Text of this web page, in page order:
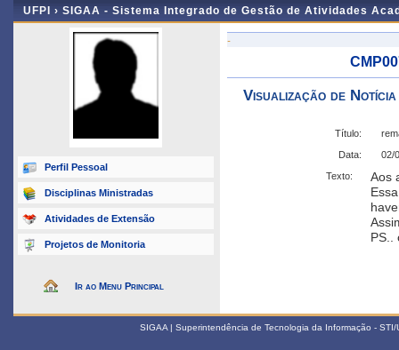
UFPI › SIGAA - Sistema Integrado de Gestão de Atividades
Perfil Pessoal
Disciplinas Ministradas
Atividades de Extensão
Projetos de Monitoria
Ir ao Menu Principal
-
Visualização de Notícia
Título:
Data:
02/
Texto:
Aos
PS..
SIGAA | Superintendência de Tecnologia da Informação -